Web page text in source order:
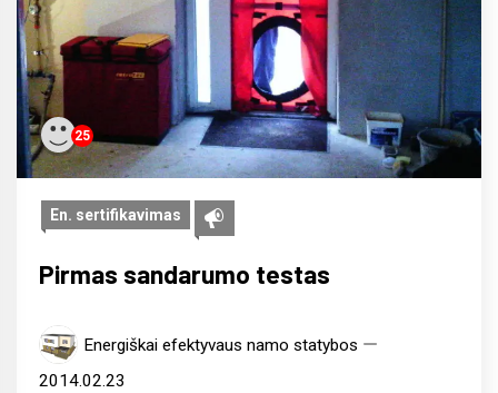
25
En. sertifikavimas
Pirmas sandarumo testas
Energiškai efektyvaus namo statybos
2014.02.23